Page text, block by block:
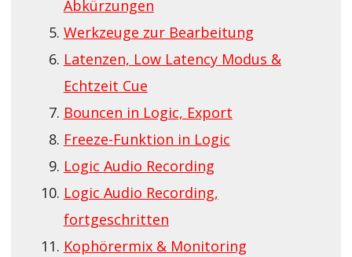
Abkürzungen
Werkzeuge zur Bearbeitung
Latenzen, Low Latency Modus &
Echtzeit Cue
Bouncen in Logic, Export
Freeze-Funktion in Logic
Logic Audio Recording
Logic Audio Recording,
fortgeschritten
Kophörermix & Monitoring